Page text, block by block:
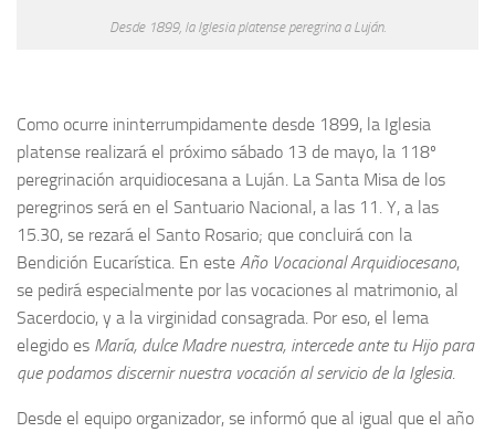
Desde 1899, la Iglesia platense peregrina a Luján.
Como ocurre ininterrumpidamente desde 1899, la Iglesia
platense realizará el próximo sábado 13 de mayo, la 118º
peregrinación arquidiocesana a Luján. La Santa Misa de los
peregrinos será en el Santuario Nacional, a las 11. Y, a las
15.30, se rezará el Santo Rosario; que concluirá con la
Bendición Eucarística. En este Año Vocacional Arquidiocesano,
se pedirá especialmente por las vocaciones al matrimonio, al
Sacerdocio, y a la virginidad consagrada. Por eso, el lema
elegido es María, dulce Madre nuestra, intercede ante tu Hijo para
que podamos discernir nuestra vocación al servicio de la Iglesia.
Desde el equipo organizador, se informó que al igual que el año